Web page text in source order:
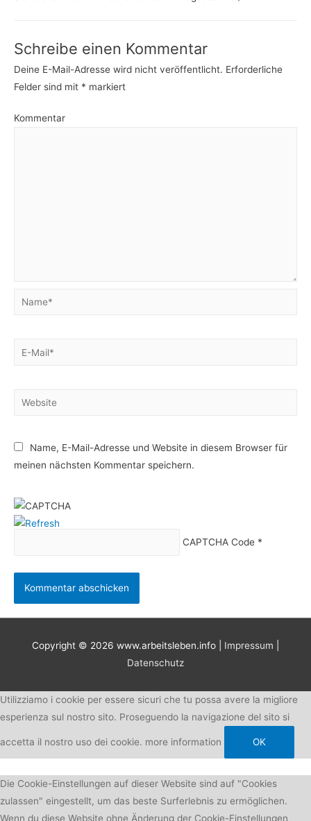
Schreibe einen Kommentar
Deine E-Mail-Adresse wird nicht veröffentlicht. Erforderliche
Felder sind mit * markiert
Kommentar
Name*
E-
Website
Name, E-Mail-Adresse und Website in diesem Browser für
meinen nächsten Kommentar speichern.
CAPTCHA Code*
Copyright © 2026 www.arbeitsleben.info Impressum
Datenschutz
Utilizziamo i cookie per essere sicuri che tu possa avere la migliore
esperienza sul nostro sito. Proseguendo la navigazione del sito si
accetta il nostro uso dei cookie. more information OK
Die Cookie-Einstellungen auf dieser Website sind auf "Cookies
zulassen" eingestellt, um das beste Surferlebnis zu ermöglichen.
Wenn du diese Website ohne Änderung der Cookie-Einstellungen